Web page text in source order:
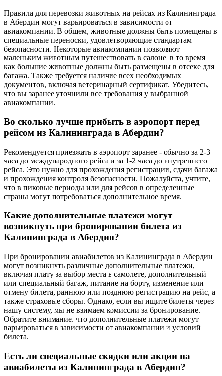
Правила для перевозки животных на рейсах из Калининграда
в Абердин могут варьироваться в зависимости от
авиакомпании. В общем, животные должны быть помещены в
специальные переноски, удовлетворяющие стандартам
безопасности. Некоторые авиакомпании позволяют
маленьким животным путешествовать в салоне, в то время
как большие животные должны быть размещены в отсеке для
багажа. Также требуется наличие всех необходимых
документов, включая ветеринарный сертификат. Убедитесь,
что вы заранее уточнили все требования у выбранной
авиакомпании.
Во сколько лучше прибыть в аэропорт перед
рейсом из Калининграда в Абердин?
Рекомендуется приезжать в аэропорт заранее - обычно за 2-3
часа до международного рейса и за 1-2 часа до внутреннего
рейса. Это нужно для прохождения регистрации, сдачи багажа
и прохождения контроля безопасности. Пожалуйста, учтите,
что в пиковые периоды или для рейсов в определенные
страны могут потребоваться дополнительное время.
Какие дополнительные платежи могут
возникнуть при бронировании билета из
Калининграда в Абердин?
При бронировании авиабилетов из Калининграда в Абердин
могут возникнуть различные дополнительные платежи,
включая плату за выбор места в самолете, дополнительный
или специальный багаж, питание на борту, изменение или
отмену билета, раннюю или позднюю регистрацию на рейс, а
также страховые сборы. Однако, если вы ищите билеты через
нашу систему, мы не взимаем комиссии за бронирование.
Обратите внимание, что дополнительные платежи могут
варьироваться в зависимости от авиакомпании и условий
билета.
Есть ли специальные скидки или акции на
авиабилеты из Калининграда в Абердин?